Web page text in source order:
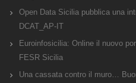
Open Data Sicilia pubblica una
DCAT_AP-IT
Euroinfosicilia: Online il nuovo
FESR Sicilia
Una cassata contro il muro…